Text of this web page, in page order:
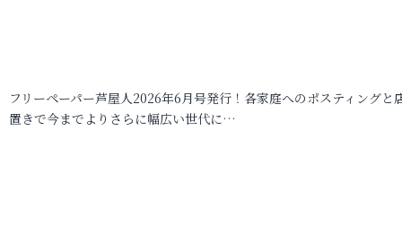
フリーペーパー芦屋人2026年6月号発行！各家庭へのポスティングと
置きで今までよりさらに幅広い世代に…